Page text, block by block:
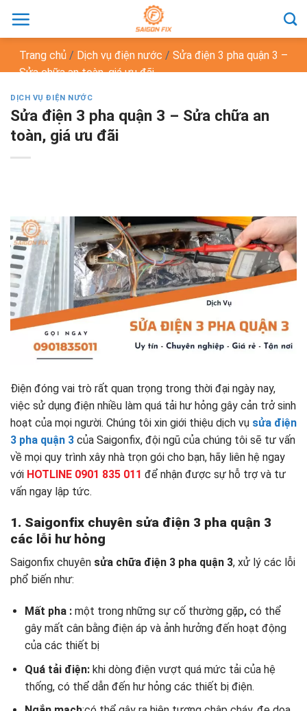
đến
dungTrang chủ / Dịch vụ điện nước / Sửa điện 3 pha quận 3 –
Sửa chữa an toàn, giá ưu đãi
DỊCH VỤ ĐIỆN NƯỚC
Sửa điện 3 pha quận 3 – Sửa chữa an
toàn, giá ưu đãi
Điện đóng vai trò rất quan trọng trong thời đại ngày nay,
việc sử dụng điện nhiều làm quá tải hư hỏng gây cản trở sinh
hoạt của mọi người. Chúng tôi xin giới thiệu dịch vụ sửa điện
3 pha quận 3 của Saigonfix, đội ngũ của chúng tôi sẽ tư vấn
về mọi quy trình xây nhà trọn gói cho bạn, hãy liên hệ ngay
với HOTLINE 0901 835 011 để nhận được sự hỗ trợ và tư
vấn ngay lập tức.
1. Saigonfix chuyên sửa điện 3 pha quận 3
các lỗi hư hỏng
Saigonfix chuyên sửa chữa điện 3 pha quận 3, xử lý các lỗi
phổ biến như:
Mất pha : một trong những sự cố thường gặp, có thể
gây mất cân bằng điện áp và ảnh hưởng đến hoạt động
của các thiết bị
Quá tải điện:khi dòng điện vượt quá mức tải của hệ
thống, có thể dẫn đến hư hỏng các thiết bị điện.